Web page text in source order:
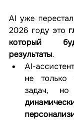
AI уже
2026 году это
который
результаты.
AI-
не только
задач,